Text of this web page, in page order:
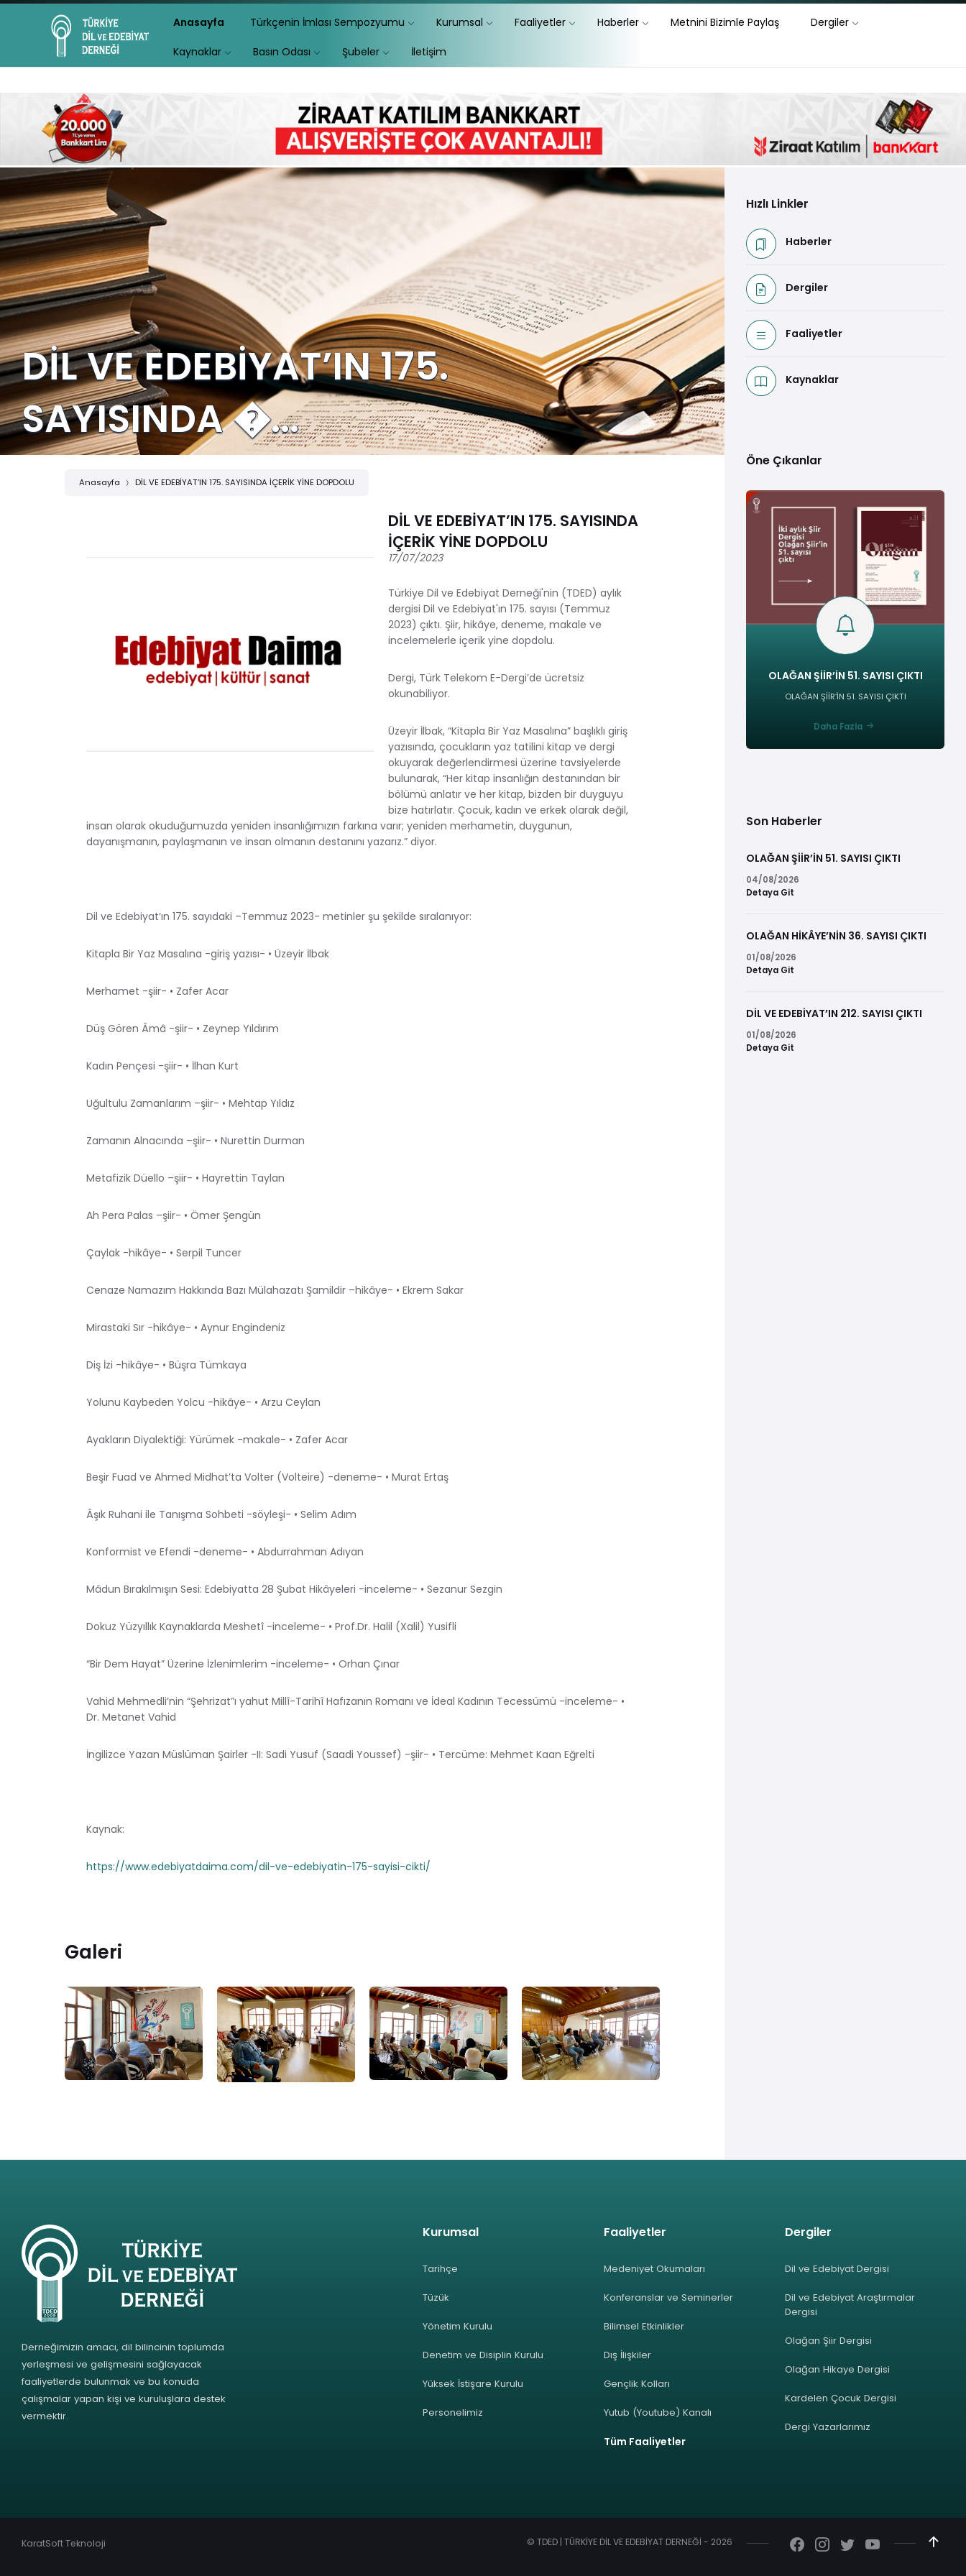
Anasayfa Türkçenin İmlası Sempozyumu Kurumsal Faaliyetler Haberler Metnini Bizimle Paylaş Dergiler
Kaynaklar Basın Odası Şubeler İletişim
DİL VE EDEBİYAT’IN 175.
SAYISINDA �...
Anasayfa DİL VE EDEBİYAT’IN 175. SAYISINDA İÇERİK YİNE DOPDOLU
DİL VE EDEBİYAT’IN 175. SAYISINDA
İÇERİK YİNE DOPDOLU
17/07/2023
Türkiye Dil ve Edebiyat Derneği'nin (TDED) aylık
dergisi Dil ve Edebiyat'ın 175. sayısı (Temmuz
2023) çıktı. Şiir, hikâye, deneme, makale ve
incelemelerle içerik yine dopdolu.
Dergi, Türk Telekom E-Dergi’de ücretsiz
okunabiliyor.
Üzeyir İlbak, “Kitapla Bir Yaz Masalına” başlıklı giriş
yazısında, çocukların yaz tatilini kitap ve dergi
okuyarak değerlendirmesi üzerine tavsiyelerde
bulunarak, “Her kitap insanlığın destanından bir
bölümü anlatır ve her kitap, bizden bir duyguyu
bize hatırlatır. Çocuk, kadın ve erkek olarak değil,
insan olarak okuduğumuzda yeniden insanlığımızın farkına varır; yeniden merhametin, duygunun,
dayanışmanın, paylaşmanın ve insan olmanın destanını yazarız.” diyor.
Dil ve Edebiyat‘ın 175. sayıdaki –Temmuz 2023- metinler şu şekilde sıralanıyor:
Kitapla Bir Yaz Masalına -giriş yazısı- • Üzeyir İlbak
Merhamet -şiir- • Zafer Acar
Düş Gören Âmâ -şiir- • Zeynep Yıldırım
Kadın Pençesi -şiir- • İlhan Kurt
Uğultulu Zamanlarım –şiir- • Mehtap Yıldız
Zamanın Alnacında –şiir- • Nurettin Durman
Metafizik Düello –şiir- • Hayrettin Taylan
Ah Pera Palas –şiir- • Ömer Şengün
Çaylak -hikâye- • Serpil Tuncer
Cenaze Namazım Hakkında Bazı Mülahazatı Şamildir –hikâye- • Ekrem Sakar
Mirastaki Sır -hikâye- • Aynur Engindeniz
Diş İzi -hikâye- • Büşra Tümkaya
Yolunu Kaybeden Yolcu -hikâye- • Arzu Ceylan
Ayakların Diyalektiği: Yürümek -makale- • Zafer Acar
Beşir Fuad ve Ahmed Midhat’ta Volter (Volteire) -deneme- • Murat Ertaş
Âşık Ruhani ile Tanışma Sohbeti -söyleşi- • Selim Adım
Konformist ve Efendi -deneme- • Abdurrahman Adıyan
Mâdun Bırakılmışın Sesi: Edebiyatta 28 Şubat Hikâyeleri -inceleme- • Sezanur Sezgin
Dokuz Yüzyıllık Kaynaklarda Meshetî -inceleme- • Prof.Dr. Halil (Xalil) Yusifli
“Bir Dem Hayat” Üzerine İzlenimlerim -inceleme- • Orhan Çınar
Vahid Mehmedli’nin “Şehrizat”ı yahut Millî-Tarihî Hafızanın Romanı ve İdeal Kadının Tecessümü -inceleme- •
Dr. Metanet Vahid
İngilizce Yazan Müslüman Şairler -II: Sadi Yusuf (Saadi Youssef) -şiir- • Tercüme: Mehmet Kaan Eğrelti
Kaynak:
https://www.edebiyatdaima.com/dil-ve-edebiyatin-175-sayisi-cikti/
Galeri
Hızlı Linkler
Haberler
Dergiler
Faaliyetler
Kaynaklar
Öne Çıkanlar
OLAĞAN ŞİİR’İN 51. SAYISI ÇIKTI
OLAĞAN ŞİİR’İN 51. SAYISI ÇIKTI
Daha Fazla
Son Haberler
OLAĞAN ŞİİR’İN 51. SAYISI ÇIKTI
04/08/2026
Detaya Git
OLAĞAN HİKÂYE’NİN 36. SAYISI ÇIKTI
01/08/2026
Detaya Git
DİL VE EDEBİYAT’IN 212. SAYISI ÇIKTI
01/08/2026
Detaya Git
Derneğimizin amacı, dil bilincinin toplumda
yerleşmesi ve gelişmesini sağlayacak
faaliyetlerde bulunmak ve bu konuda
çalışmalar yapan kişi ve kuruluşlara destek
vermektir.
Kurumsal
Tarihçe
Tüzük
Yönetim Kurulu
Denetim ve Disiplin Kurulu
Yüksek İstişare Kurulu
Personelimiz
Faaliyetler
Medeniyet Okumaları
Konferanslar ve Seminerler
Bilimsel Etkinlikler
Dış İlişkiler
Gençlik Kolları
Yutub (Youtube) Kanalı
Tüm Faaliyetler
Dergiler
Dil ve Edebiyat Dergisi
Dil ve Edebiyat Araştırmalar
Dergisi
Olağan Şiir Dergisi
Olağan Hikaye Dergisi
Kardelen Çocuk Dergisi
Dergi Yazarlarımız
© TDED | TÜRKİYE DİL VE EDEBİYAT DERNEĞİ - 2026
KaratSoft Teknoloji